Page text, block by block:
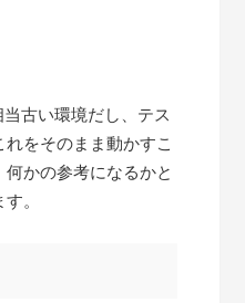
古い環境だし、テス
をそのまま動かすこ
かの参考になるかと
。